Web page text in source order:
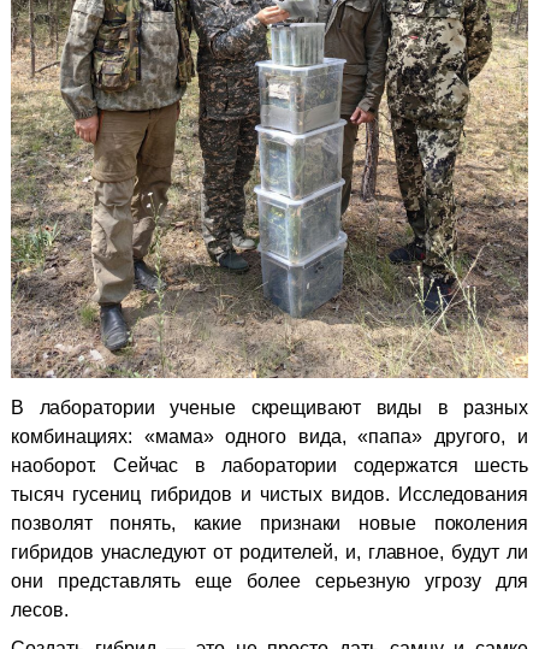
В лаборатории ученые скрещивают виды в разных
комбинациях: «мама» одного вида, «папа» другого, и
наоборот. Сейчас в лаборатории содержатся шесть
тысяч гусениц гибридов и чистых видов. Исследования
позволят понять, какие признаки новые поколения
гибридов унаследуют от родителей, и, главное, будут ли
они представлять еще более серьезную угрозу для
лесов.